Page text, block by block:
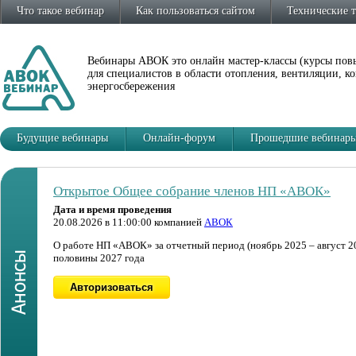
Что такое вебинар Как пользоваться сайтом Технические
Вебинары АВОК это онлайн мастер-классы (курсы
для специалистов в области отопления, вентиляции,
энергосбережения
Будущие вебинары Онлайн-форум Прошедшие
Открытое Общее собрание членов НП «АВОК»
Дата и время проведения
20.08.2026 в 11:00:00 компанией АВОК
О работе НП «АВОК» за отчетный период (ноябрь 2025 – август
половины 2027 года